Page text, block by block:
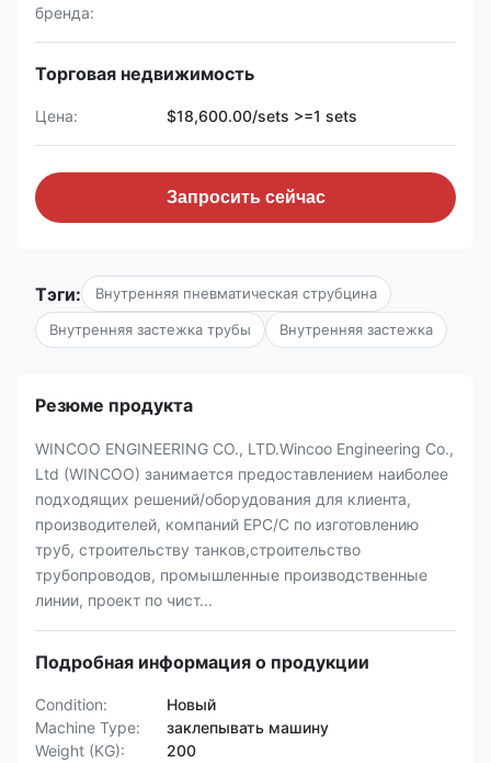
бренда:
Торговая недвижимость
Цена: $18,600.00/sets >=1 sets
Запросить сейчас
Тэги: Внутренняя пневматическая струбцина
Внутренняя застежка трубы Внутренняя застежка
Резюме продукта
WINCOO ENGINEERING CO., LTD.Wincoo Engineering Co.,
Ltd (WINCOO) занимается предоставлением наиболее
подходящих решений/оборудования для клиента,
производителей, компаний EPC/C по изготовлению
труб, строительству танков,строительство
трубопроводов, промышленные производственные
линии, проект по чист...
Подробная информация о продукции
Condition:
Новый
Machine Type:
заклепывать машину
Weight (KG):
200